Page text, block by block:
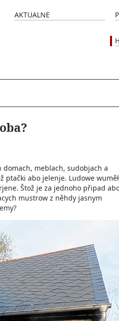
AKTUALNE
meblach, sudobjach a
abo jelenje. Ludowe
Štož je za jednoho připad
mustrow z něhdy jasnym